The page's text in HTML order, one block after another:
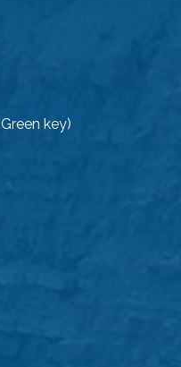
key)